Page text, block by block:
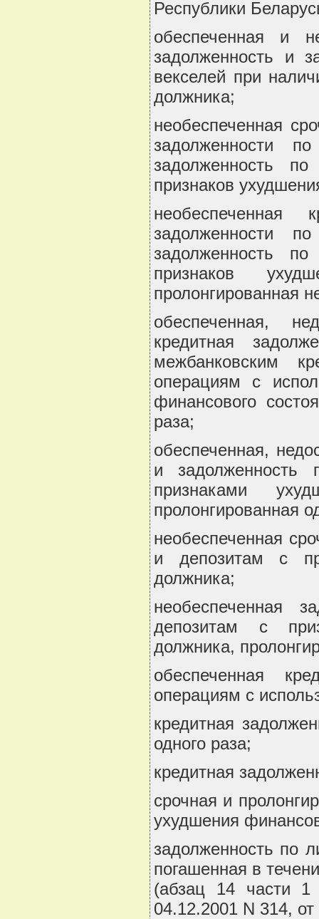
Республики
обеспеченная и
задолженность и
векселей при
должника;
необеспеченная
задолженности
задолженность
признаков
необеспеченная
задолженности
задолженность
признаков
пролонгированная
обеспеченная,
кредитная
межбанковским
операциям с
финансового
раза;
обеспеченная,
и задолженность
признаками
пролонгированная
необеспеченная
и депозитам с
должника;
необеспеченная
депозитам с
должника,
обеспеченная
операциям с
кредитная
одного раза;
кредитная
срочная и
ухудшения
задолженность по
погашенная в
(абзац 14 части 1
04.12.2001 N 314,